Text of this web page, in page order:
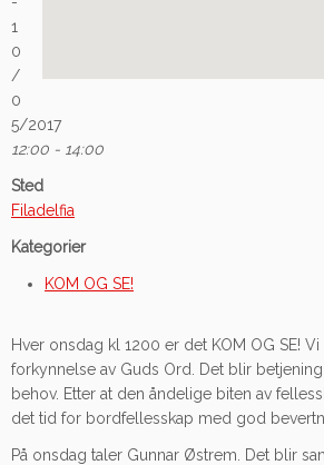
1
0
/
0
5/2017
12:00 - 14:00
Sted
Filadelfia
Kategorier
KOM OG SE!
Hver onsdag kl 1200 er det KOM OG SE!
forkynnelse av Guds Ord. Det blir
behov. Etter at den åndelige biten av
det tid for bordfellesskap med god
På onsdag taler Gunnar Østrem. Det blir